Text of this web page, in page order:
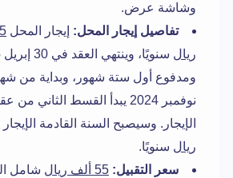
وشاشة عرض.
تفاصيل إيجار المحل: إيجار المحل
ريال
ومدفوع أول ستة شهور، وبداية من
نوفمبر 2024 يبدأ القسط الثاني من
الإيجار. وسيصبح السنة القادمة الإيجار
ريال سنويًا.
سعر التقبيل: 55 ألف ريال
شامل